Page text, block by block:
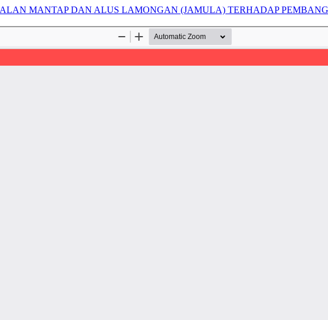
MANTAP DAN ALUS LAMONGAN (JAMULA) TERHADAP